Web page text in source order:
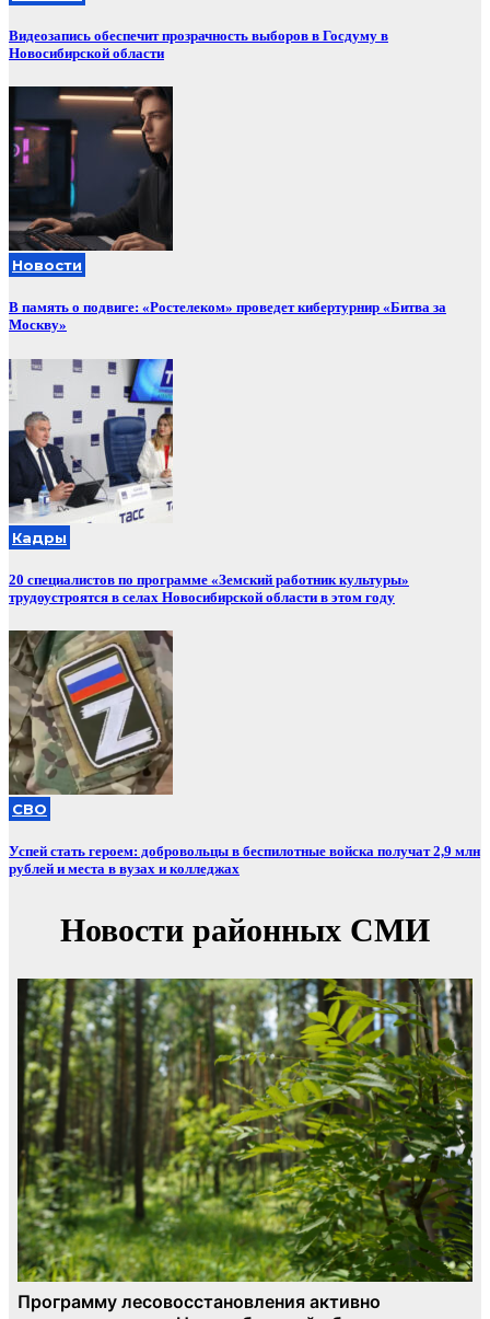
Видеозапись обеспечит прозрачность выборов в Госдуму в
Новосибирской области
Новости
В память о подвиге: «Ростелеком» проведет кибертурнир «Битва за
Москву»
Кадры
20 специалистов по программе «Земский работник культуры»
трудоустроятся в селах Новосибирской области в этом году
СВО
Успей стать героем: добровольцы в беспилотные войска получат 2,9 млн
рублей и места в вузах и колледжах